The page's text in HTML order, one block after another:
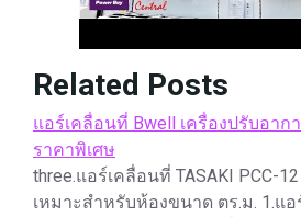
Related Posts
แอร์เคลื่อนที่ Bwell เครื่องปรับอาก
ราคาพิเศษ
three.แอร์เคลื่อนที่ TASAKI PCC-
เหมาะสำหรับห้องขนาด ตร.ม. 1.แอ